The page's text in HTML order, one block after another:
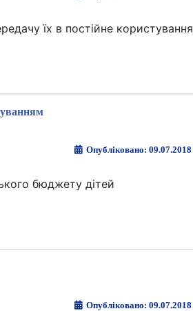
їх в постійне користування
Опубліковано: 09.07.2018
бюджету дітей
Опубліковано: 09.07.2018